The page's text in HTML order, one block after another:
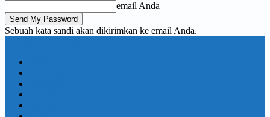
email Anda
Sebuah kata sandi akan dikirimkan ke email Anda.